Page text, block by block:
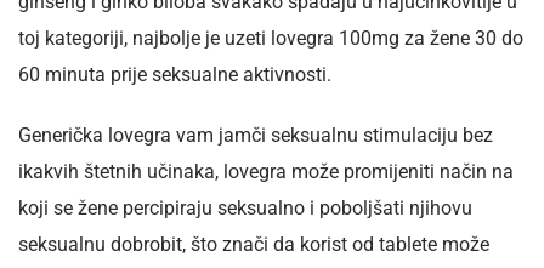
toj kategoriji, najbolje je uzeti lovegra 100mg za žene 30 do
60 minuta prije seksualne aktivnosti.
Generička lovegra vam jamči seksualnu stimulaciju bez
ikakvih štetnih učinaka, lovegra može promijeniti način na
koji se žene percipiraju seksualno i poboljšati njihovu
seksualnu dobrobit, što znači da korist od tablete može